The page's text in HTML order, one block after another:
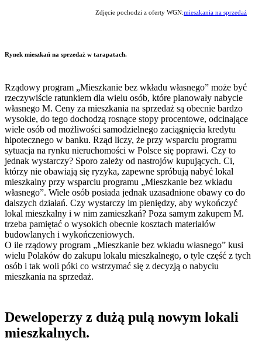
Zdjęcie pochodzi z oferty WGN:mieszkania na sprzedaż
Rynek mieszkań na sprzedaż w tarapatach.
Rządowy program „Mieszkanie bez wkładu własnego” może być
rzeczywiście ratunkiem dla wielu osób, które planowały nabycie
własnego M. Ceny za mieszkania na sprzedaż są obecnie bardzo
wysokie, do tego dochodzą rosnące stopy procentowe, odcinające
wiele osób od możliwości samodzielnego zaciągnięcia kredytu
hipotecznego w banku. Rząd liczy, że przy wsparciu programu
sytuacja na rynku nieruchomości w Polsce się poprawi. Czy to
jednak wystarczy? Sporo zależy od nastrojów kupujących. Ci,
którzy nie obawiają się ryzyka, zapewne spróbują nabyć lokal
mieszkalny przy wsparciu programu „Mieszkanie bez wkładu
własnego”. Wiele osób posiada jednak uzasadnione obawy co do
dalszych działań. Czy wystarczy im pieniędzy, aby wykończyć
lokal mieszkalny i w nim zamieszkań? Poza samym zakupem M.
trzeba pamiętać o wysokich obecnie kosztach materiałów
budowlanych i wykończeniowych.
O ile rządowy program „Mieszkanie bez wkładu własnego” kusi
wielu Polaków do zakupu lokalu mieszkalnego, o tyle część z tych
osób i tak woli póki co wstrzymać się z decyzją o nabyciu
mieszkania na sprzedaż.
Deweloperzy z dużą pulą nowym lokali
mieszkalnych.